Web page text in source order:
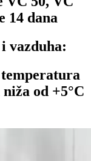
14 dana
vazduha:
od +5°C